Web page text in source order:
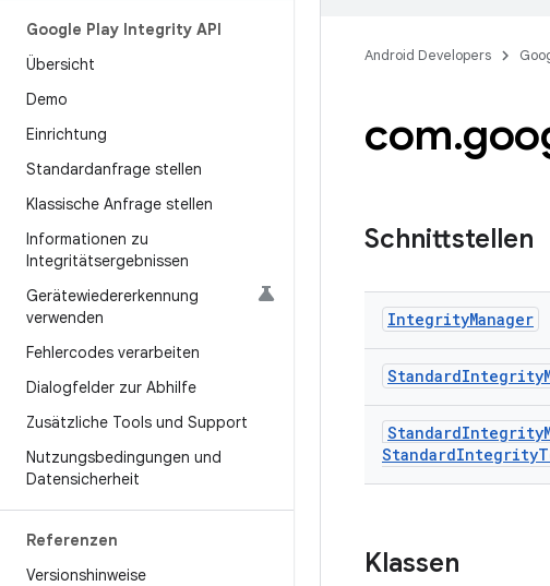
Google Play Integrity API
Übersicht
Demo
Einrichtung
Standardanfrage stellen
Klassische Anfrage stellen
Informationen zu
Integritätsergebnissen
Gerätewiedererkennung
verwenden
Fehlercodes verarbeiten
Dialogfelder zur Abhilfe
Zusätzliche Tools und Support
Nutzungsbedingungen und
Datensicherheit
Referenzen
Versionshinweise
Android Developers
com.
Schnittstellen
IntegrityManager
StandardIntegrity
StandardIntegrity
StandardIntegrity
Klassen